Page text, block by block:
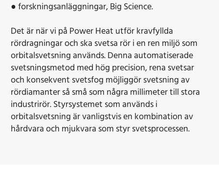
● forskningsanläggningar, Big Science.
Det är när vi på Power Heat utför kravfyllda
rördragningar och ska svetsa rör i en ren miljö som
orbitalsvetsning används. Denna automatiserade
svetsningsmetod med hög precision, rena svetsar
och konsekvent svetsfog möjliggör svetsning av
rördiamanter så små som några millimeter till stora
industrirör. Styrsystemet som används i
orbitalsvetsning är vanligstvis en kombination av
hårdvara och mjukvara som styr svetsprocessen.